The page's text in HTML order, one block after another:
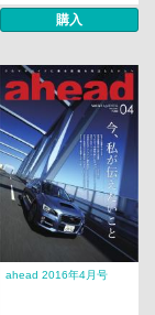
購入
ahead 2016年4月号